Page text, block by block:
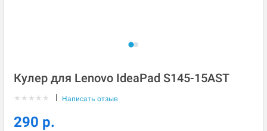
Кулер для Lenovo IdeaPad S145-15AST
★ ★ ★ ★ ★ | Написать отзыв
290 р.